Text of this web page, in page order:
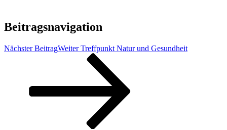
Beitragsnavigation
Nächster BeitragWeiter Treffpunkt Natur und Gesundheit